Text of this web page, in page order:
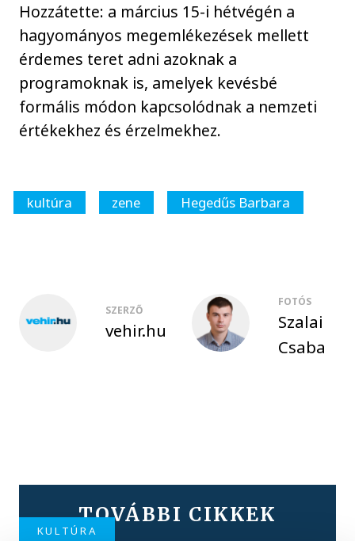
Hozzátette: a március 15-i hétvégén a
hagyományos megemlékezések mellett
érdemes teret adni azoknak a
programoknak is, amelyek kevésbé
formális módon kapcsolódnak a nemzeti
értékekhez és érzelmekhez.
kultúra zene Hegedűs Barbara
SZERZŐ
vehir.hu
FOTÓS
Szalai
Csaba
TOVÁBBI CIKKEK
KULTÚRA